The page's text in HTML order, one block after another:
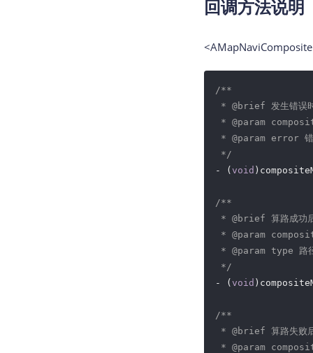
回调方法说明
/**
* @brief 发生错误
* @param
* @param error 错
*/
- ( void
/**
* @brief 算路成
* @param
* @param type 路
*/
- ( void
/**
* @brief 算路失败
* @param